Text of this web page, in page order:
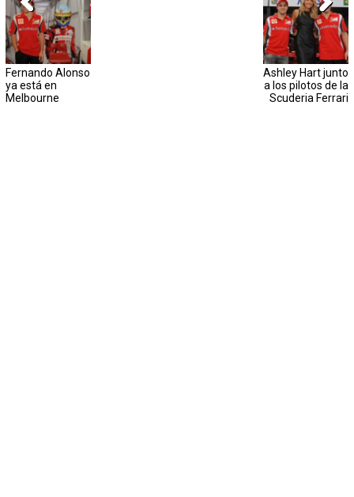
Fernando Alonso
ya está en
Melbourne
Ashley Hart junto
a los pilotos de la
Scuderia Ferrari